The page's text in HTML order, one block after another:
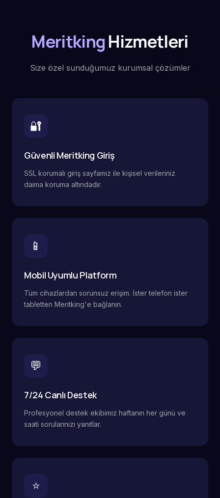
MeritkingHizmetleri
Size özel sunduğumuz kurumsal çözümler
🔐
Güvenli Meritking Giriş
SSL korumalı giriş sayfamız ile kişisel verileriniz
daima koruma altındadır.
📱
Mobil Uyumlu Platform
Tüm cihazlardan sorunsuz erişim. İster telefon ister
tabletten Meritking'e bağlanın.
💬
7/24 Canlı Destek
Profesyonel destek ekibimiz haftanın her günü ve
saati sorularınızı yanıtlar.
⭐